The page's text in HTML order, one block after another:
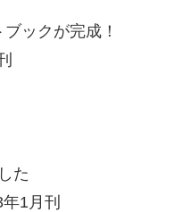
ックが完成！
た
1月刊